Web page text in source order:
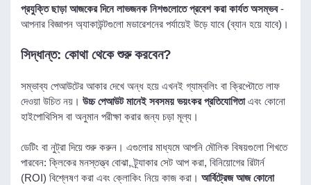
প্রযুক্তি ছাড়া আজকের দিনে লাভজনক নিশগুলোতে প্রবেশ করা কার্যত অসম্ভব-
আপনার বিজ্ঞাপন অ্যাকাউন্টগুলো মডারেশনের পর্যায়েই উড়ে যাবে (ব্যান হয়ে যাবে)।
সিদ্ধান্ত: কোথা থেকে শুরু করবেন?
সম্ভাব্য পেআউটের আকার দেখে অন্ধ হয়ে এখনই গ্যাম্বলিং বা ক্রিপ্টোতে লাফ
দেওয়া উচিত নয়। উচ্চ পেআউট মানেই সবসময় ভয়ংকর প্রতিযোগিতাএবং কোনো
হাইপোথিসিস বা অনুমান পরীক্ষা করার জন্য চড়া মূল্য।
ডেটিং বা নুট্রা দিয়ে শুরু করুন। এগুলোর মাধ্যমে আপনি মৌলিক বিষয়গুলো শিখতে
পারবেন: ক্লিকের মনস্তত্ত্ব বোঝা, ট্র্যাকার সেট আপ করা, বিনিয়োগের রিটার্ন
(ROI) বিশ্লেষণ করা এবং ক্লোকিং নিয়ে কাজ করা। আর্বিট্রেজ আজ কোনো